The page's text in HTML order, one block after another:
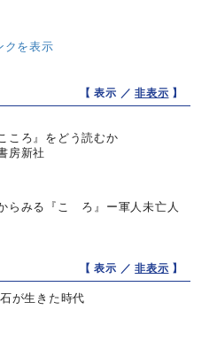
クを表示
【 表示 ／非表示 】
ころ』をどう読むか
房新社
らみる『こゝろ』ー軍人未亡人
【 表示 ／非表示 】
が生きた時代